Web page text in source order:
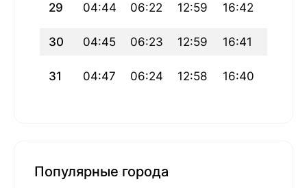
29 04:44 06:22 12:59 16:42
30 04:45 06:23 12:59 16:41
31 04:47 06:24 12:58 16:40
Популярные города